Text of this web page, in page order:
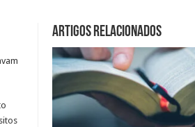
Artigos relacionados